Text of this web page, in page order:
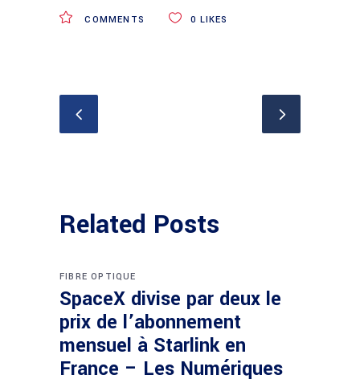
COMMENTS 0 LIKES
Related Posts
FIBRE OPTIQUE
SpaceX divise par deux le
prix de l’abonnement
mensuel à Starlink en
France – Les Numériques